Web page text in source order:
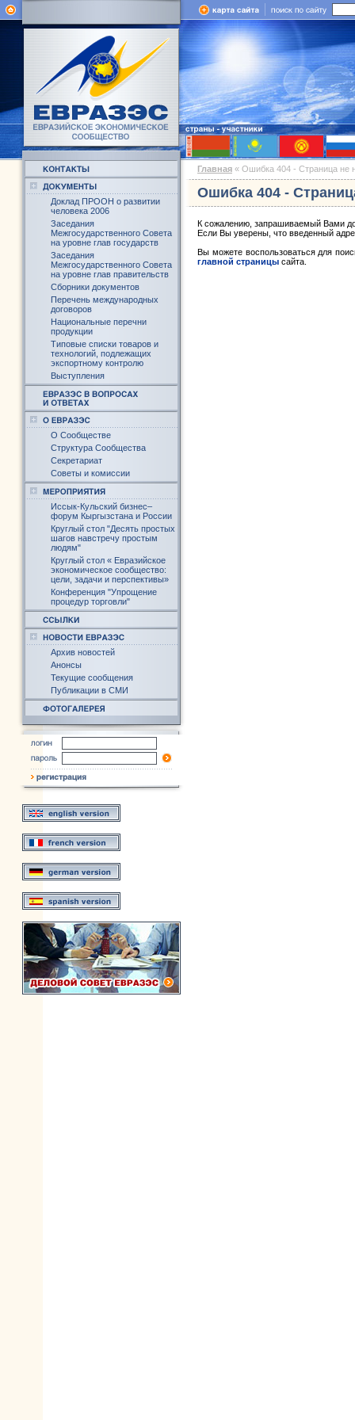
Доклад ПРООН о развитии
человека 2006
Заседания
Межгосударственного Совета
на уровне глав государств
Заседания
Межгосударственного Совета
на уровне глав правительств
Сборники документов
Перечень международных
договоров
Национальные перечни
продукции
Типовые списки товаров и
технологий, подлежащих
экспортному контролю
Выступления
О Сообществе
Структура Сообщества
Секретариат
Советы и комиссии
Иссык-Кульский бизнес–
форум Кыргызстана и России
Круглый стол "Десять простых
шагов навстречу простым
людям"
Круглый стол « Евразийское
экономическое сообщество:
цели, задачи и перспективы»
Конференция "Упрощение
процедур торговли"
Архив новостей
Анонсы
Текущие сообщения
Публикации в СМИ
Главная « Ошибка 404 - Страница не
Ошибка 404 -
К сожалению, запрашиваемый Вами
Если Вы уверены, что введенный
Вы можете воспользоваться для
главной страницы сайта.